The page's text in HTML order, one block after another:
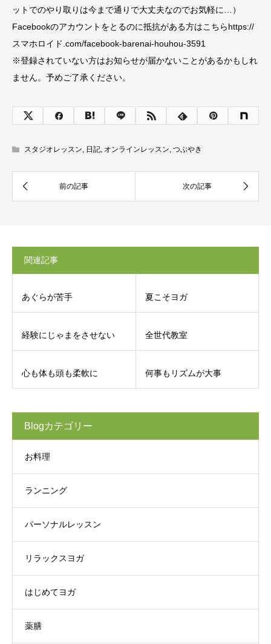
ットでのやり取りは今まで通りで大丈夫なのでお気軽に…）
Facebookのアカウントをとるのに抵抗がある方はこちらhttps://
スマホロイド.com/facebook-barenai-houhou-3591
※登録されていない方はお知らせが届かないことがあるかもしれ
ません。予めご了承ください。
スタジオレッスン, 日記, オンラインレッスン, つぶやき
関連記事
あぐらが苦手 夏こそヨガ
経験にじゃまをさせない 全世代教室
心も体も頭も柔軟に 何事もリズムが大事
Blogカテゴリー
お料理
ランニング
パーソナルレッスン
リラックスヨガ
はじめてヨガ
薬膳